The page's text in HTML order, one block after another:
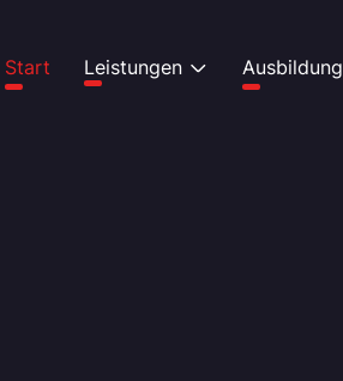
Start Leistungen Ausbildung